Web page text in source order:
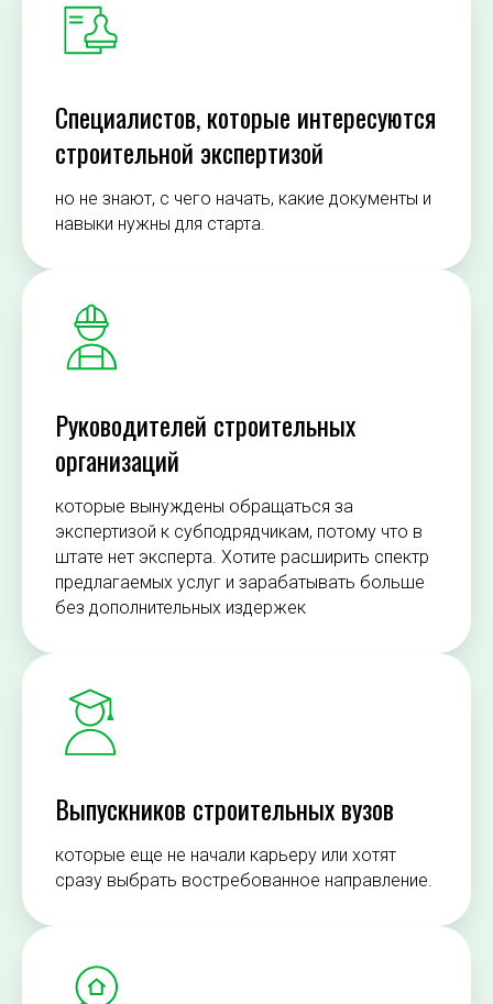
Специалистов, которые интересуются
строительной экспертизой
но не знают, с чего начать, какие документы и
навыки нужны для старта.
Руководителей строительных
организаций
которые вынуждены обращаться за
экспертизой к субподрядчикам, потому что в
штате нет эксперта. Хотите расширить спектр
предлагаемых услуг и зарабатывать больше
без дополнительных издержек
Выпускников строительных вузов
которые еще не начали карьеру или хотят
сразу выбрать востребованное направление.